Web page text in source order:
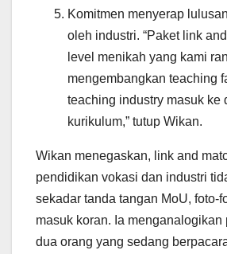
Komitmen menyerap
oleh industri. “Paket link
level menikah yang kami
mengembangkan teaching
teaching industry masuk ke
kurikulum,” tutup Wikan.
Wikan menegaskan, link and
pendidikan vokasi dan industri
sekadar tanda tangan MoU, foto-
masuk koran. Ia menganalogikan
dua orang yang sedang